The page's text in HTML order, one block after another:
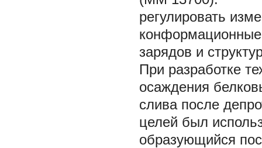
регулировать
зарядов и
При разработке
осаждения
слива после
целей был
образующийся